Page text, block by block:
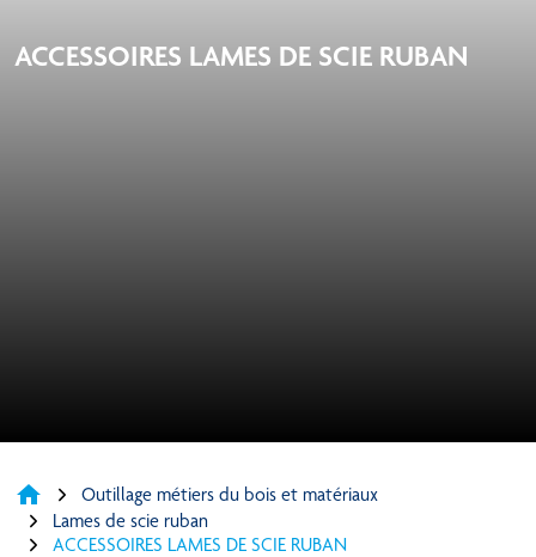
ACCESSOIRES LAMES DE SCIE RUBAN
home
Outillage métiers du bois et matériaux
Lames de scie ruban
ACCESSOIRES LAMES DE SCIE RUBAN